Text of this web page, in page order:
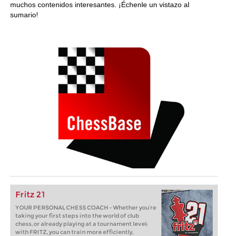
muchos contenidos interesantes. ¡Échenle un vistazo al
sumario!
Fritz 21
YOUR PERSONAL CHESS COACH - Whether you’re
taking your first steps into the world of club
chess, or already playing at a tournament level:
with FRITZ, you can train more efficiently,